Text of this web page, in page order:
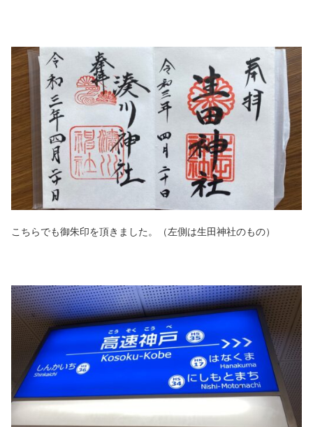
こちらでも御朱印を頂きました。（左側は生田神社のもの）